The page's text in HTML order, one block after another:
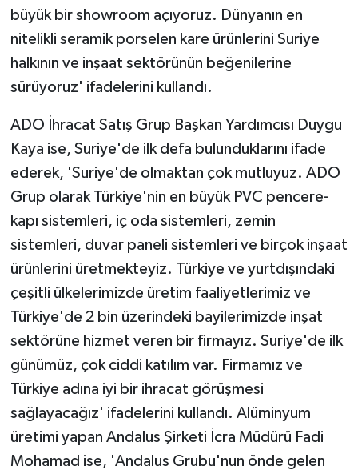
büyük bir showroom açıyoruz. Dünyanın en
nitelikli seramik porselen kare ürünlerini Suriye
halkının ve inşaat sektörünün beğenilerine
sürüyoruz' ifadelerini kullandı.
ADO İhracat Satış Grup Başkan Yardımcısı Duygu
Kaya ise, Suriye'de ilk defa bulunduklarını ifade
ederek, 'Suriye'de olmaktan çok mutluyuz. ADO
Grup olarak Türkiye'nin en büyük PVC pencere-
kapı sistemleri, iç oda sistemleri, zemin
sistemleri, duvar paneli sistemleri ve birçok inşaat
ürünlerini üretmekteyiz. Türkiye ve yurtdışındaki
çeşitli ülkelerimizde üretim faaliyetlerimiz ve
Türkiye'de 2 bin üzerindeki bayilerimizde inşat
sektörüne hizmet veren bir firmayız. Suriye'de ilk
günümüz, çok ciddi katılım var. Firmamız ve
Türkiye adına iyi bir ihracat görüşmesi
sağlayacağız' ifadelerini kullandı. Alüminyum
üretimi yapan Andalus Şirketi İcra Müdürü Fadi
Mohamad ise, 'Andalus Grubu'nun önde gelen